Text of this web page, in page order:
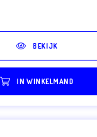
BEKIJK
IN WINKELMAND